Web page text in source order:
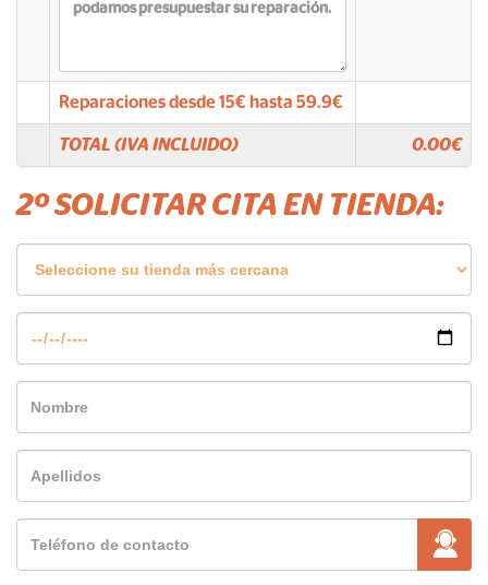
Reparaciones desde15€ hasta 59.9€
TOTAL (IVA INCLUIDO) 0.00€
2º SOLICITAR CITA EN TIENDA: